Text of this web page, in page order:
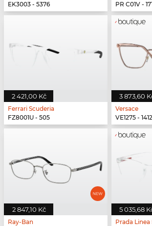
EK3003 - 5376
PR C01V -
2 421,00 Kč
Ferrari Scuderia
FZ8001U - 505
3 873,60
Versace
VE1275 - 1412
2 847,10 Kč
Ray-Ban
5 035,68
Prada Linea